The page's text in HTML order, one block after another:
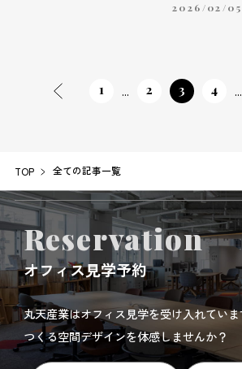
2026/02/05
1 ... 2 3 4 ...
TOP 全ての記事一覧
Reservation
オフィス見学予約
丸天産業はオフィス見学を受け入れてい
つくる空間デザインを体感しませんか？